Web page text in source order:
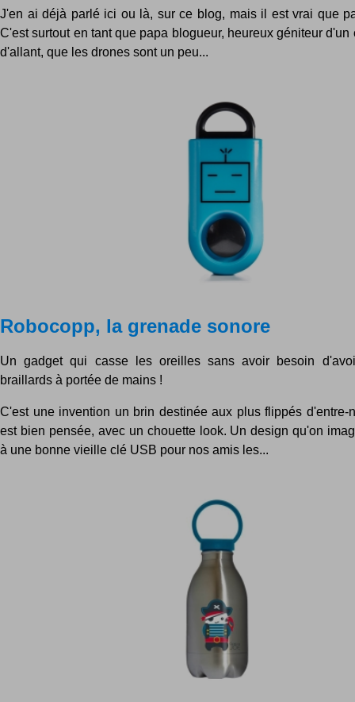
J'en ai déjà parlé ici ou là, sur ce blog, mais il est vrai que
C'est surtout en tant que papa blogueur, heureux géniteur
d'allant, que les drones sont un peu...
Robocopp, la grenade sonore
Un gadget qui casse les oreilles sans avoir besoin
braillards à portée de mains !
C'est une invention un brin destinée aux plus flippés d'entre-
est bien pensée, avec un chouette look. Un design qu'on
à une bonne vieille clé USB pour nos amis les...